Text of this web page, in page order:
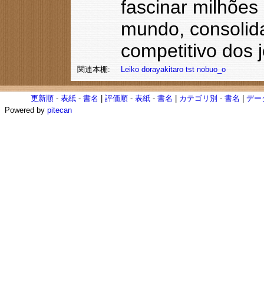
fascinar
mundo,
competitivo dos
関連本棚: Leiko dorayakitaro tst nobuo_o
更新順 -表紙 -書名 |評価順 -表紙 -書名 カテゴリ別 -書名 |デー
Powered by pitecan